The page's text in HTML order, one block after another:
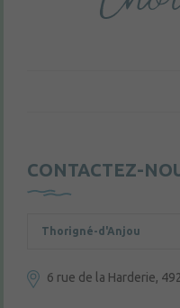
CONTACTEZ-
Thorigné-d'Anjou
6 rue de la Harderie,